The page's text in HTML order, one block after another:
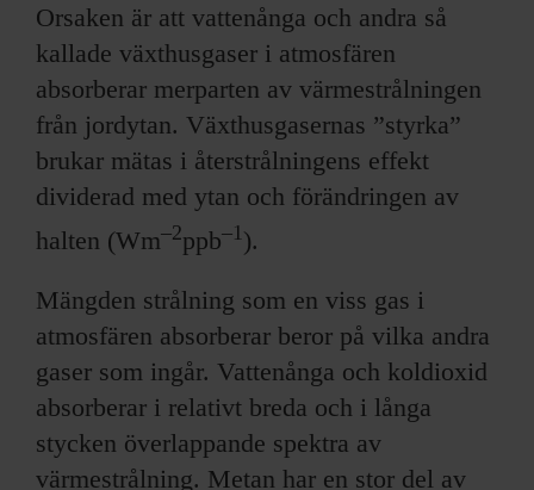
Orsaken är att vattenånga och andra så
kallade växthusgaser i atmosfären
absorberar merparten av värmestrålningen
från jordytan. Växthusgasernas ”styrka”
brukar mätas i återstrålningens effekt
dividerad med ytan och förändringen av
halten (Wm–2ppb–1 ).
Mängden strålning som en viss gas i
atmosfären absorberar beror på vilka andra
gaser som ingår. Vattenånga och koldioxid
absorberar i relativt breda och i långa
stycken överlappande spektra av
värmestrålning. Metan har en stor del av